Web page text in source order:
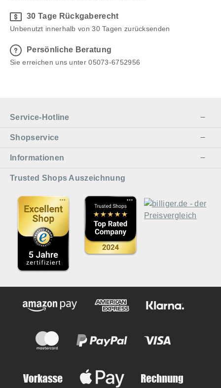
30 Tage Rückgaberecht
Unbenutzt innerhalb von 30 Tagen zurücksenden
Persönliche Beratung
Sie erreichen uns unter 05073-6752956
Service-Hotline
Shopservice
Informationen
Trusted Shops Auszeichnung